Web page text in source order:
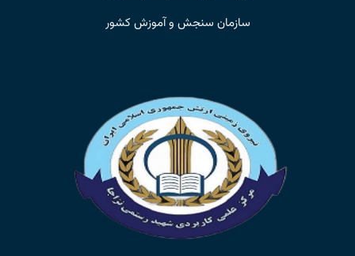
سازمان سنجش و آموزش کشور